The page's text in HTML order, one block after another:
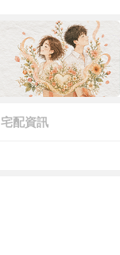
宅配資訊